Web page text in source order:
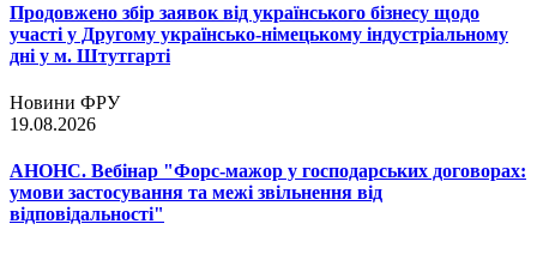
Продовжено збір заявок від українського бізнесу щодо
участі у Другому українсько-німецькому індустріальному
дні у м. Штутгарті
Новини ФРУ
19.08.2026
АНОНС. Вебінар "Форс-мажор у господарських договорах:
умови застосування та межі звільнення від
відповідальності"